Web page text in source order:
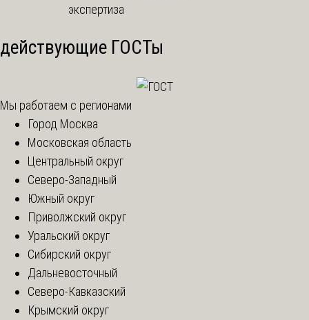
действующие ГОСТы
Мы работаем с регионами
Город Москва
Московская область
Центральный округ
Северо-Западный
Южный округ
Приволжский округ
Уральский округ
Сибирский округ
Дальневосточный
Северо-Кавказский
Крымский округ